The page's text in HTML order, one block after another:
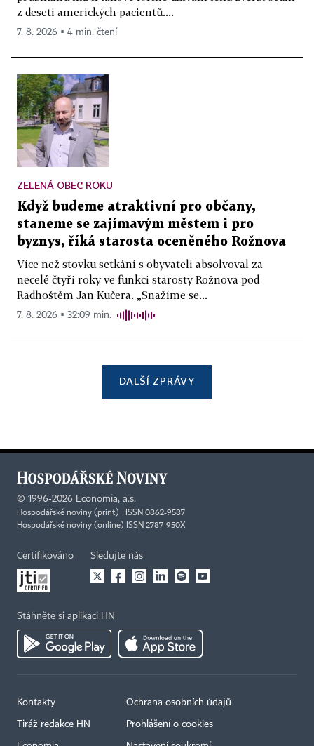
z deseti amerických pacientů....
7. 8. 2026 ▪ 4 min. čtení
ZELENÁ OBEC ROKU
Když budeme atraktivní pro občany,
staneme se zajímavým městem i pro
byznys, říká starosta oceněného Rožnova
Více než stovku setkání s obyvateli absolvoval za
necelé čtyři roky ve funkci starosty Rožnova pod
Radhoštěm Jan Kučera. „Snažíme se...
7. 8. 2026 ▪ 32:09 min.
DALŠÍ ZPRÁVY
© 1996-2026 Economia, a.s.
Hospodářské noviny (print) ISSN 0862-9587
Hospodářské noviny (online) ISSN 2787-950X
Certifikováno Sledujte nás
Stáhněte si aplikaci HN
Kontakty
Tiráž redakce HN
Ochrana osobních údajů
Prohlášení o cookies